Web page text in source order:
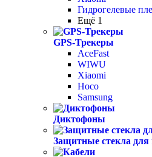
Гидрогелевые
Ещё 1
GPS-Трекеры
AceFast
WIWU
Xiaomi
Hoco
Samsung
Диктофоны
Защитные стекла для